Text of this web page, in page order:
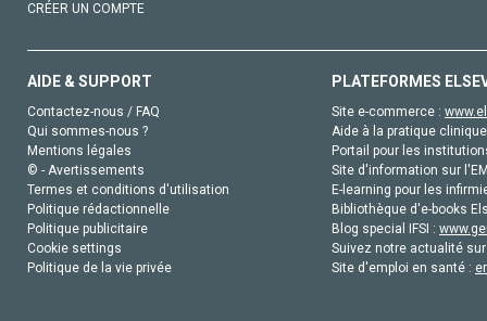
CRÉER UN COMPTE
AIDE & SUPPORT
Contactez-nous / FAQ
Qui sommes-nous ?
Mentions légales
© - Avertissements
Termes et conditions d'utilisation
Politique rédactionnelle
Politique publicitaire
Cookie settings
Politique de la vie privée
PLATEFORMES
Site e-commerce :
Aide à la pratique
Portail pour les
Site d'information sur
E-learning pour les
Bibliothèque d'e-books
Blog special IFSI :
Suivez notre actualité
Site d'emploi en santé :